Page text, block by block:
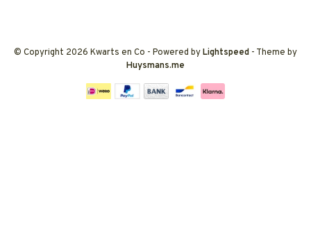
© Copyright 2026 Kwarts en Co - Powered byLightspeed - Theme by
Huysmans.me